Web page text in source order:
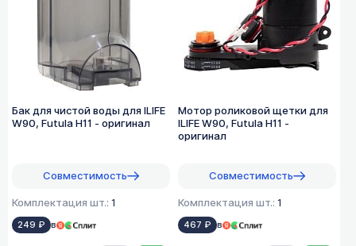
Бак для чистой воды для ILIFE
W90, Futula H11 - оригинал
Совместимость
Комплектация шт.: 1
249 ₽ в
Мотор роликовой щетки для
ILIFE W90, Futula H11 -
оригинал
Совместимость
Комплектация шт.: 1
467 ₽ в